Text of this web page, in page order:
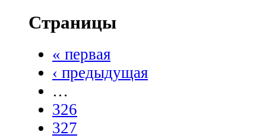
Страницы
« первая
‹ предыдущая
…
326
327